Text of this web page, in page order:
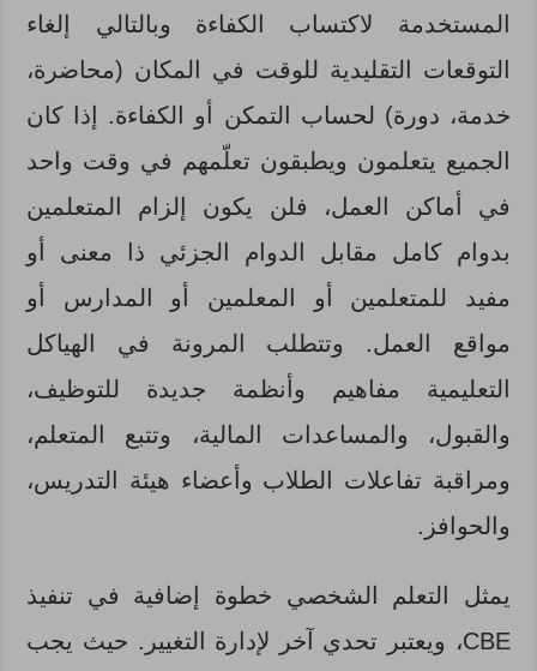
المستخدمة لاكتساب الكفاءة وبالتالي إلغاء
التوقعات التقليدية للوقت في المكان (محاضرة،
خدمة، دورة) لحساب التمكن أو الكفاءة. إذا كان
الجميع يتعلمون ويطبقون تعلّمهم في وقت واحد
في أماكن العمل، فلن يكون إلزام المتعلمين
بدوام كامل مقابل الدوام الجزئي ذا معنى أو
مفيد للمتعلمين أو المعلمين أو المدارس أو
مواقع العمل. وتتطلب المرونة في الهياكل
التعليمية مفاهيم وأنظمة جديدة للتوظيف،
والقبول، والمساعدات المالية، وتتبع المتعلم،
ومراقبة تفاعلات الطلاب وأعضاء هيئة التدريس،
والحوافز.
يمثل التعلم الشخصي خطوة إضافية في تنفيذ
CBE، ويعتبر تحدي آخر لإدارة التغيير. حيث يجب